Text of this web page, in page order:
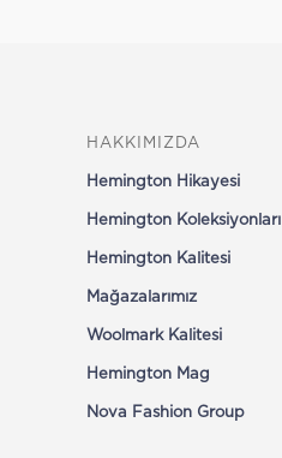
HAKKIMIZDA
Hemington Hikayesi
Hemington Koleksiyonları
Hemington Kalitesi
Mağazalarımız
Woolmark Kalitesi
Hemington Mag
Nova Fashion Group